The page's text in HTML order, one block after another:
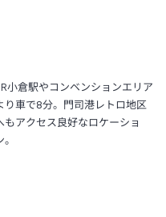
小倉駅やコンベンションエリア
り車で8分。門司港レトロ地区
もアクセス良好なロケーショ
。